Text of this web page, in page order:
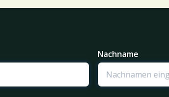
Nachname